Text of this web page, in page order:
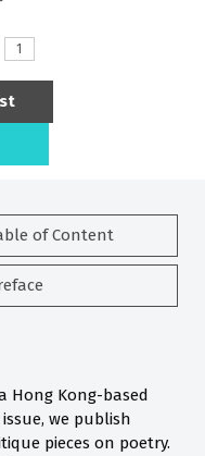
of Content
Hong Kong-based
we publish
pieces on poetry.